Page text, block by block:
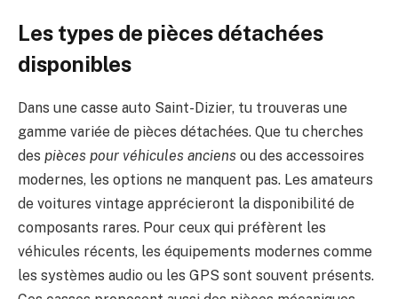
Les types de pièces détachées
disponibles
Dans une casse auto Saint-Dizier, tu trouveras une
gamme variée de pièces détachées. Que tu cherches
des pièces pour véhicules anciens ou des accessoires
modernes, les options ne manquent pas. Les amateurs
de voitures vintage apprécieront la disponibilité de
composants rares. Pour ceux qui préfèrent les
véhicules récents, les équipements modernes comme
les systèmes audio ou les GPS sont souvent présents.